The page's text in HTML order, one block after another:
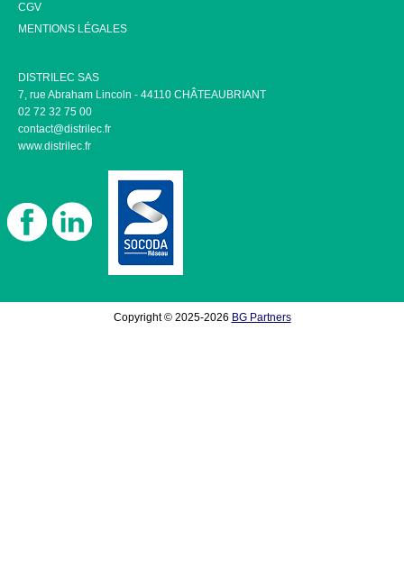
CGV
MENTIONS LÉGALES
DISTRILEC SAS
7, rue Abraham Lincoln - 44110 CHÂTEAUBRIANT
02 72 32 75 00
contact@distrilec.fr
www.distrilec.fr
Copyright © 2025-2026 BG Partners